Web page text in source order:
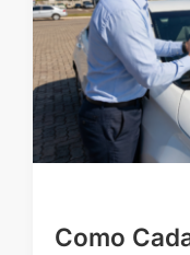
Como